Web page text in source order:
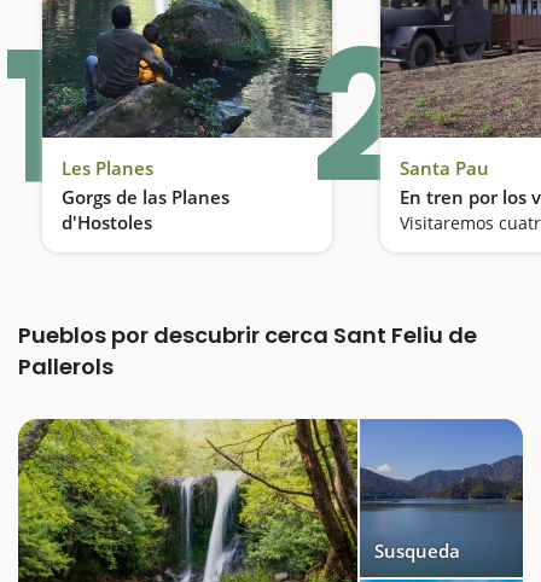
1 Les Planes
Gorgs de las Planes
d'Hostoles
Un espacio protegido
2Santa Pau
En tren por los
Pueblos por descubrir cerca Sant Feliu de
Pallerols
Susqueda